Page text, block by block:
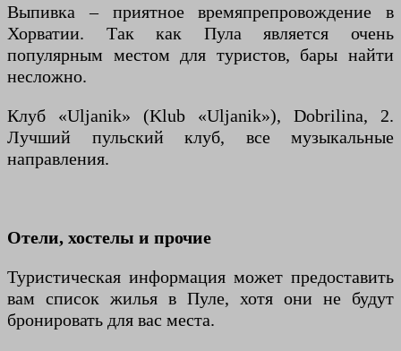
Выпивка – приятное времяпрепровождение в
Хорватии. Так как Пула является очень
популярным местом для туристов, бары найти
несложно.
Клуб «Uljanik» (Klub «Uljanik»), Dobrilina, 2.
Лучший пульский клуб, все музыкальные
направления.
Отели, хостелы и прочие
Туристическая информация может предоставить
вам список жилья в Пуле, хотя они не будут
бронировать для вас места.